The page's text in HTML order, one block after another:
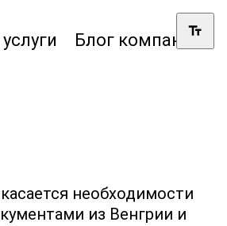
Блог компании
необходимости
из Венгрии и